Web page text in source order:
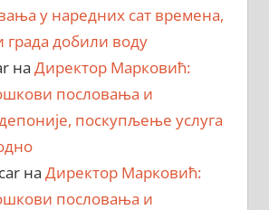
у наредних сат времена,
града добили воду
на Директор Марковић:
пословања и
поскупљење услуга
на Директор Марковић:
пословања и